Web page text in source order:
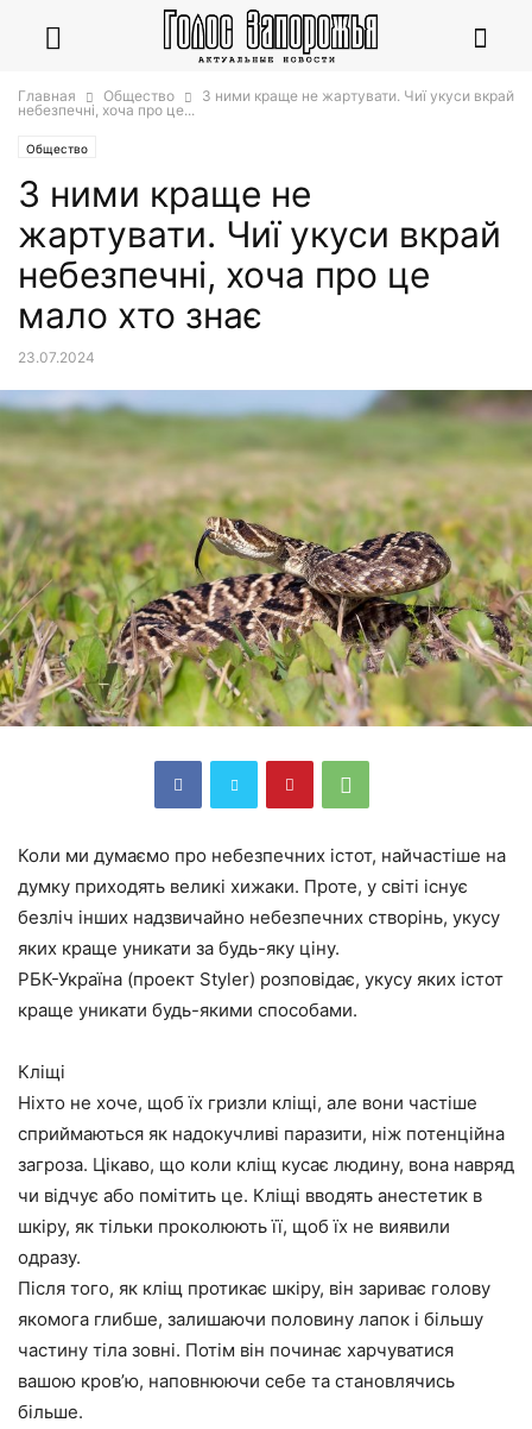
Главная Общество
З ними краще не жартувати. Чиї укуси вкрай
небезпечні, хоча про це...
Общество
З ними краще не
жартувати. Чиї укуси вкрай
небезпечні, хоча про це
мало хто знає
23.07.2024
Коли ми думаємо про небезпечних істот, найчастіше на
думку приходять великі хижаки. Проте, у світі існує
безліч інших надзвичайно небезпечних створінь, укусу
яких краще уникати за будь-яку ціну.
РБК-Україна (проект Styler) розповідає, укусу яких істот
краще уникати будь-якими способами.
Кліщі
Ніхто не хоче, щоб їх гризли кліщі, але вони частіше
сприймаються як надокучливі паразити, ніж потенційна
загроза. Цікаво, що коли кліщ кусає людину, вона навряд
чи відчує або помітить це. Кліщі вводять анестетик в
шкіру, як тільки проколюють її, щоб їх не виявили
одразу.
Після того, як кліщ протикає шкіру, він зариває голову
якомога глибше, залишаючи половину лапок і більшу
частину тіла зовні. Потім він починає харчуватися
вашою кров’ю, наповнюючи себе та становлячись
більше.